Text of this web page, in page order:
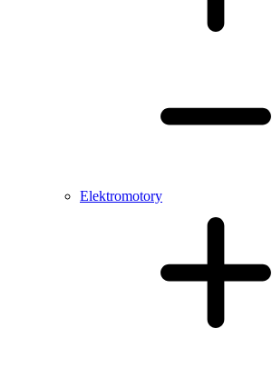
Elektromotory